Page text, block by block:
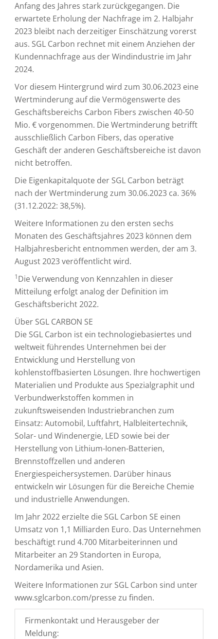
Anfang des Jahres stark zurückgegangen. Die
erwartete Erholung der Nachfrage im 2. Halbjahr
2023 bleibt nach derzeitiger Einschätzung vorerst
aus. SGL Carbon rechnet mit einem Anziehen der
Kundennachfrage aus der Windindustrie im Jahr
2024.
Vor diesem Hintergrund wird zum 30.06.2023 eine
Wertminderung auf die Vermögenswerte des
Geschäftsbereichs Carbon Fibers zwischen 40-50
Mio. € vorgenommen. Die Wertminderung betrifft
ausschließlich Carbon Fibers, das operative
Geschäft der anderen Geschäftsbereiche ist davon
nicht betroffen.
Die Eigenkapitalquote der SGL Carbon beträgt
nach der Wertminderung zum 30.06.2023 ca. 36%
(31.12.2022: 38,5%).
Weitere Informationen zu den ersten sechs
Monaten des Geschäftsjahres 2023 können dem
Halbjahresbericht entnommen werden, der am 3.
August 2023 veröffentlicht wird.
1Die Verwendung von Kennzahlen in dieser
Mitteilung erfolgt analog der Definition im
Geschäftsbericht 2022.
Über SGL CARBON SE
Die SGL Carbon ist ein technologiebasiertes und
weltweit führendes Unternehmen bei der
Entwicklung und Herstellung von
kohlenstoffbasierten Lösungen. Ihre hochwertigen
Materialien und Produkte aus Spezialgraphit und
Verbundwerkstoffen kommen in
zukunftsweisenden Industriebranchen zum
Einsatz: Automobil, Luftfahrt, Halbleitertechnik,
Solar- und Windenergie, LED sowie bei der
Herstellung von Lithium-Ionen-Batterien,
Brennstoffzellen und anderen
Energiespeichersystemen. Darüber hinaus
entwickeln wir Lösungen für die Bereiche Chemie
und industrielle Anwendungen.
Im Jahr 2022 erzielte die SGL Carbon SE einen
Umsatz von 1,1 Milliarden Euro. Das Unternehmen
beschäftigt rund 4.700 Mitarbeiterinnen und
Mitarbeiter an 29 Standorten in Europa,
Nordamerika und Asien.
Weitere Informationen zur SGL Carbon sind unter
www.sglcarbon.com/presse zu finden.
Firmenkontakt und Herausgeber der
Meldung: